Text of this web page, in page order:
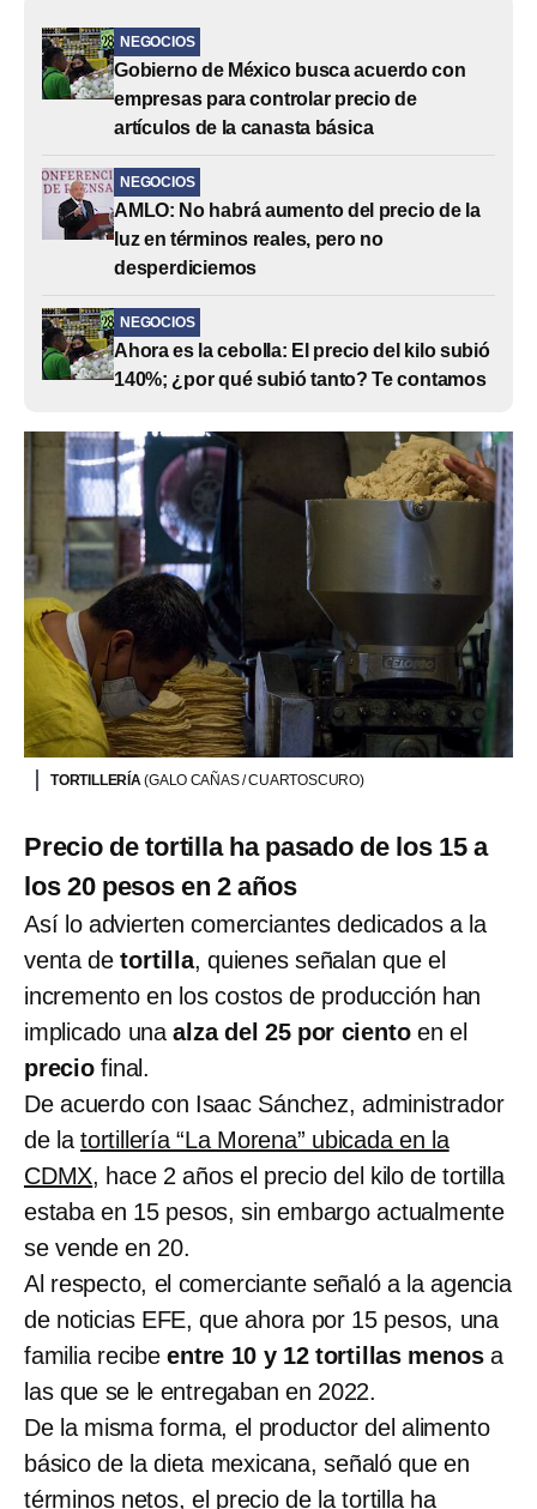
NEGOCIOS
Gobierno de México busca acuerdo con
empresas para controlar precio de
artículos de la canasta básica
NEGOCIOS
AMLO: No habrá aumento del precio de la
luz en términos reales, pero no
desperdiciemos
NEGOCIOS
Ahora es la cebolla: El precio del kilo subió
140%; ¿por qué subió tanto? Te contamos
TORTILLERÍA(GALO CAÑAS / CUARTOSCURO)
Precio de tortilla ha pasado de los 15 a
los 20 pesos en 2 años
Así lo advierten comerciantes dedicados a la
venta detortilla, quienes señalan que el
incremento en los costos de producción han
implicado unaalza del 25 por cientoen el
preciofinal.
De acuerdo con Isaac Sánchez, administrador
de la tortillería “La Morena” ubicada en la
CDMX, hace 2 años el precio del kilo de tortilla
estaba en 15 pesos, sin embargo actualmente
se vende en 20.
Al respecto, el comerciante señaló a la agencia
de noticias EFE, que ahora por 15 pesos, una
familia recibeentre 10 y 12 tortillas menosa
las que se le entregaban en 2022.
De la misma forma, el productor del alimento
básico de la dieta mexicana, señaló que en
términos netos, el precio de la tortilla ha